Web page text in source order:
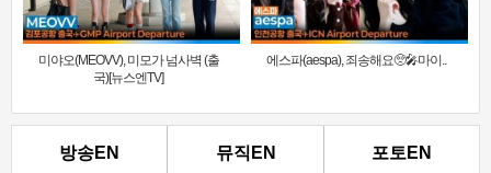
미야오(MEOVV), 미모가 넘사벽 (출
국)[뉴스엔TV]
에스파(aespa), 죄송해요🥺🎤마이..
방송EN 뮤직EN 포토EN